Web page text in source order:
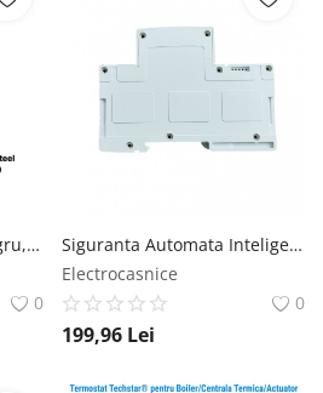
Dozator Incorporabil Negru, Pentru Chiuveta, Sapun, Detergent, 300ml Techstar
0
Siguranta Automata Inteligenta Techstar® WiFi, Monitorizare Consum, Tuya/Smartlife, 2P Pol, 1P+N, Monofazat, 63A, Compatibila Google Home si Alexa Techstar
Electrocasnice
0
199,96 Lei